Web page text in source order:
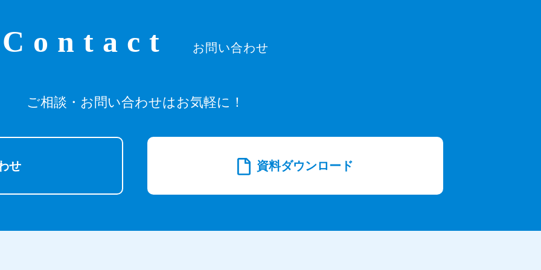
Contact お問い合わせ
ご相談・お問い合わせはお気軽に！
せ 資料ダウンロード